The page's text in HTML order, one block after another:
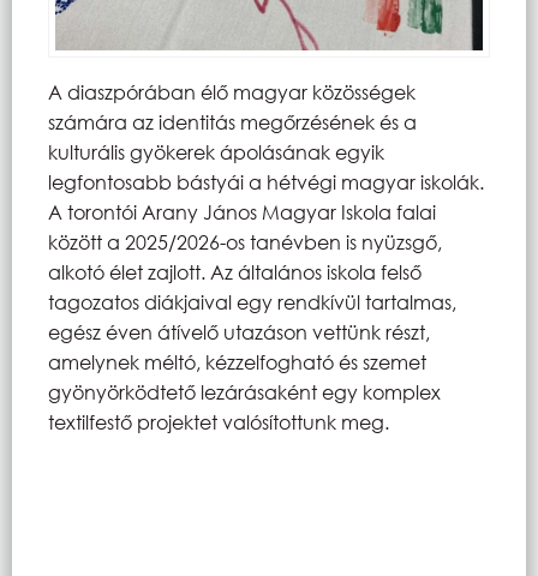
A diaszpórában élő magyar közösségek
számára az identitás megőrzésének és a
kulturális gyökerek ápolásának egyik
legfontosabb bástyái a hétvégi magyar iskolák.
A torontói Arany János Magyar Iskola falai
között a 2025/2026-os tanévben is nyüzsgő,
alkotó élet zajlott. Az általános iskola felső
tagozatos diákjaival egy rendkívül tartalmas,
egész éven átívelő utazáson vettünk részt,
amelynek méltó, kézzelfogható és szemet
gyönyörködtető lezárásaként egy komplex
textilfestő projektet valósítottunk meg.